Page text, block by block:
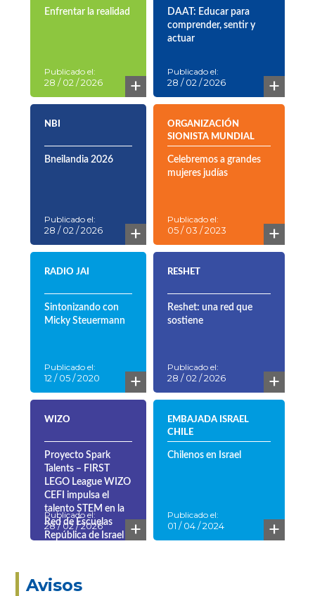
Enfrentar la realidad
Publicado el:
28 / 02 / 2026 +
DAAT: Educar para
comprender, sentir y
actuar
Publicado el:
28 / 02 / 2026 +
NBI
Bneilandia 2026
Publicado el:
28 / 02 / 2026 +
ORGANIZACIÓN
SIONISTA MUNDIAL
Celebremos a grandes
mujeres judías
Publicado el:
05 / 03 / 2023 +
RADIO JAI
Sintonizando con
Micky Steuermann
Publicado el:
12 / 05 / 2020 +
RESHET
Reshet: una red que
sostiene
Publicado el:
28 / 02 / 2026 +
WIZO
Proyecto Spark
Talents – FIRST
LEGO League WIZO
CEFI impulsa el
talento STEM en la
Red de Escuelas
República de Israel
Publicado el:
28 / 02 / 2026 +
EMBAJADA ISRAEL
CHILE
Chilenos en Israel
Publicado el:
01 / 04 / 2024 +
Avisos